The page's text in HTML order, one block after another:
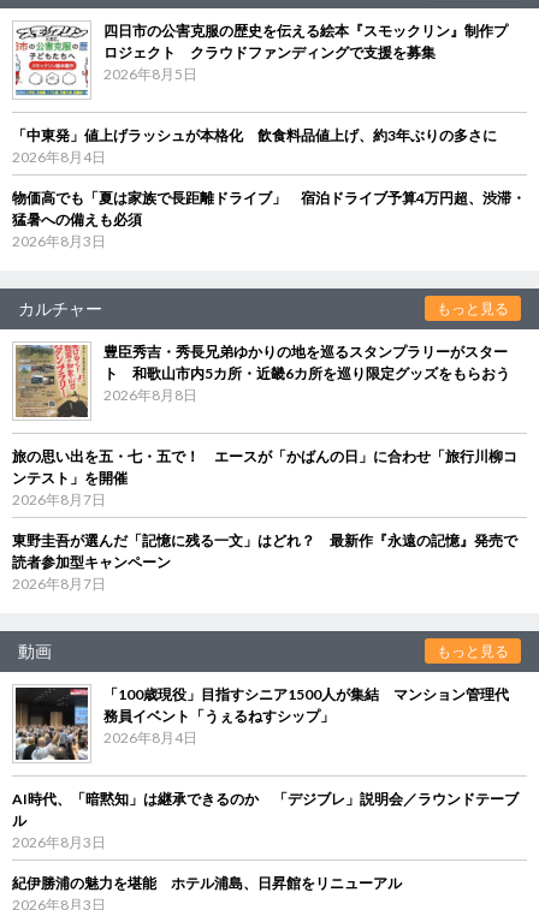
四日市の公害克服の歴史を伝える絵本『スモックリン』制作プ
ロジェクト クラウドファンディングで支援を募集
2026年8月5日
「中東発」値上げラッシュが本格化 飲食料品値上げ、約3年ぶりの多さに
2026年8月4日
物価高でも「夏は家族で長距離ドライブ」 宿泊ドライブ予算4万円超、渋滞・
猛暑への備えも必須
2026年8月3日
カルチャー もっと見る
豊臣秀吉・秀長兄弟ゆかりの地を巡るスタンプラリーがスター
ト 和歌山市内5カ所・近畿6カ所を巡り限定グッズをもらおう
2026年8月8日
旅の思い出を五・七・五で！ エースが「かばんの日」に合わせ「旅行川柳コ
ンテスト」を開催
2026年8月7日
東野圭吾が選んだ「記憶に残る一文」はどれ？ 最新作『永遠の記憶』発売で
読者参加型キャンペーン
2026年8月7日
動画 もっと見る
「100歳現役」目指すシニア1500人が集結 マンション管理代
務員イベント「うぇるねすシップ」
2026年8月4日
AI時代、「暗黙知」は継承できるのか 「デジブレ」説明会／ラウンドテーブ
ル
2026年8月3日
紀伊勝浦の魅力を堪能 ホテル浦島、日昇館をリニューアル
2026年8月3日